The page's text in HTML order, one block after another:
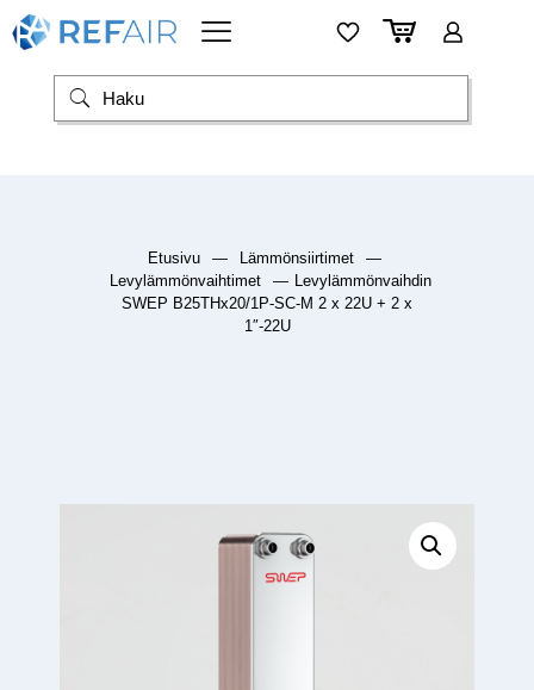
Etusivu — Lämmönsiirtimet
—
Levylämmönvaihtimet
— Levylämmönvaihdin
SWEP B25THx20/1P-SC-M 2 x 22U + 2 x
1″-22U